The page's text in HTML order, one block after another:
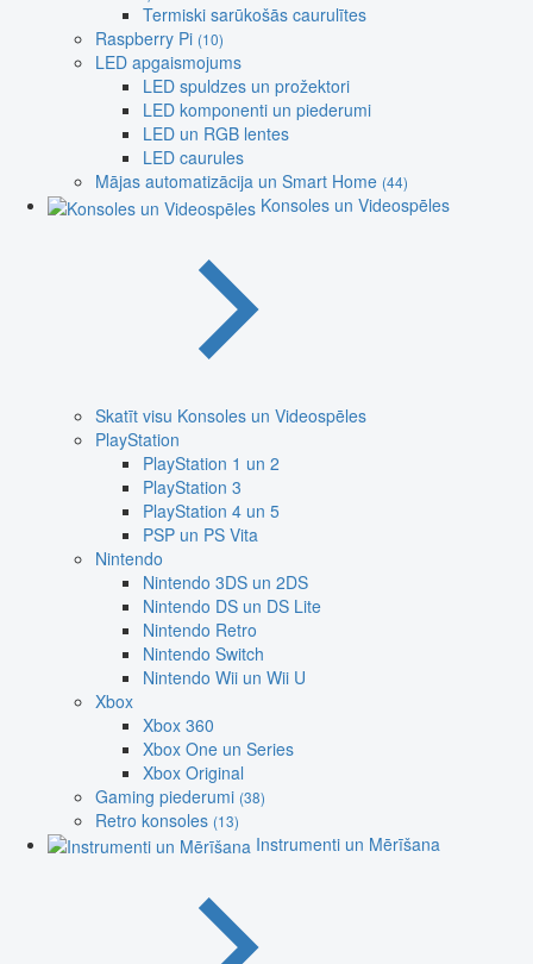
Termiski sarūkošās caurulītes
Raspberry Pi (10)
LED apgaismojums
LED spuldzes un prožektori
LED komponenti un piederumi
LED un RGB lentes
LED caurules
Mājas automatizācija un Smart Home (44)
Konsoles un Videospēles
Skatīt visu Konsoles un Videospēles
PlayStation
PlayStation 1 un 2
PlayStation 3
PlayStation 4 un 5
PSP un PS Vita
Nintendo
Nintendo 3DS un 2DS
Nintendo DS un DS Lite
Nintendo Retro
Nintendo Switch
Nintendo Wii un Wii U
Xbox
Xbox 360
Xbox One un Series
Xbox Original
Gaming piederumi (38)
Retro konsoles (13)
Instrumenti un Mērīšana